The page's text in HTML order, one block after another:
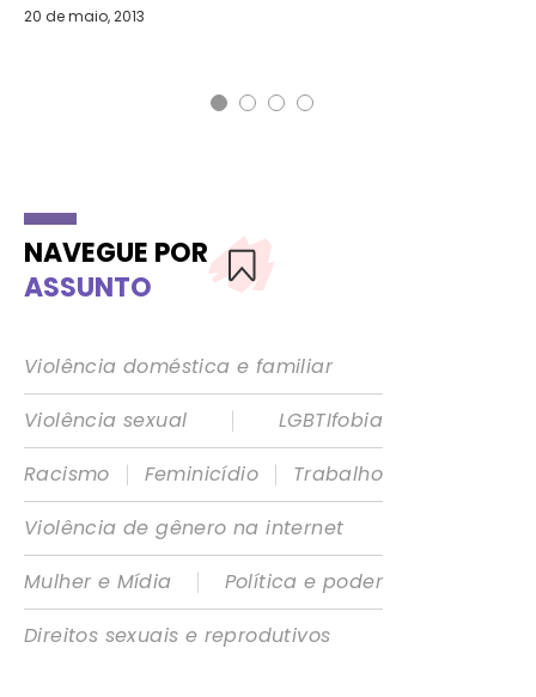
20 de maio, 2013
NAVEGUE POR
ASSUNTO
Violência doméstica e familiar
Violência sexual
|
LGBTIfobia
Racismo
| Feminicídio |
Trabalho
Violência de gênero na internet
Mulher e Mídia
|
Política e poder
Direitos sexuais e reprodutivos